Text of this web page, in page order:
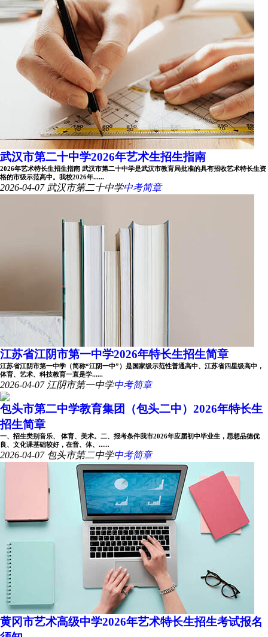
武汉市第二十中学2026年艺术生招生指南
2026年艺术特长生招生指南 武汉市第二十中学是武汉市教育局批准的具有招收艺术特长生资
格的市级示范高中。我校2026年......
2026-04-07 武汉市第二十中学中考简章
江苏省江阴市第一中学2026年特长生招生简章
江苏省江阴市第一中学（简称“江阴一中”）是国家级示范性普通高中、江苏省四星级高中，
体育、艺术、科技教育一直是学......
2026-04-07 江阴市第一中学中考简章
包头市第二中学教育集团（包头二中）2026年特长生
招生简章
一、招生类别音乐、 体育、美术。二、报考条件我市2026年应届初中毕业生，思想品德优
良、文化课基础较好，在音、体、......
2026-04-07 包头市第二中学中考简章
黄冈市艺术高级中学2026年艺术特长生招生考试报名